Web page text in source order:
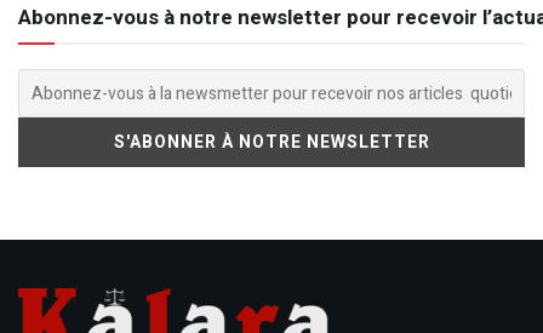
Abonnez-vous à notre newsletter pour recevoir